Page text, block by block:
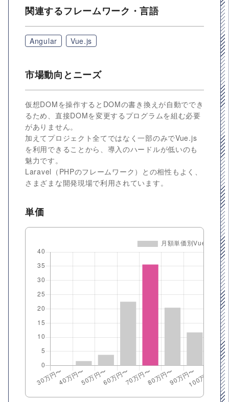
関連するフレームワーク・言語
Angular Vue.js
市場動向とニーズ
仮想DOMを操作するとDOMの書き換えが自動ででき
るため、直接DOMを変更するプログラムを組む必要
がありません。
加えてプロジェクト全てではなく一部のみでVue.js
を利用できることから、導入のハードルが低いのも
魅力です。
Laravel（PHPのフレームワーク）との相性もよく、
さまざまな開発現場で利用されています。
単価